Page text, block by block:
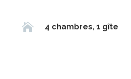
 4 chambres, 1 gîte